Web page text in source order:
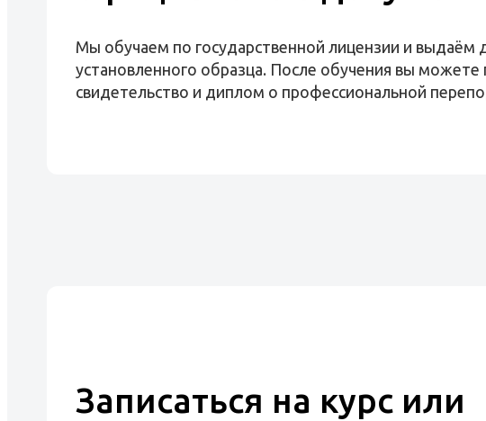
Мы обучаем по государственной лицензии и выдаём
установленного образца. После обучения вы можете
свидетельство и диплом о профессиональной
Записаться на курс или